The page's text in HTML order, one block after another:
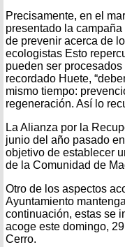
Precisamente, en el
presentado la
de prevenir acerca de
ecologistas Esto
pueden ser
recordado Huete,
mismo tiempo:
regeneración. Así lo
La Alianza por la
junio del año pasado
objetivo de establecer
de la Comunidad de
Otro de los aspectos
Ayuntamiento
continuación, estas se
acoge este domingo,
Cerro.